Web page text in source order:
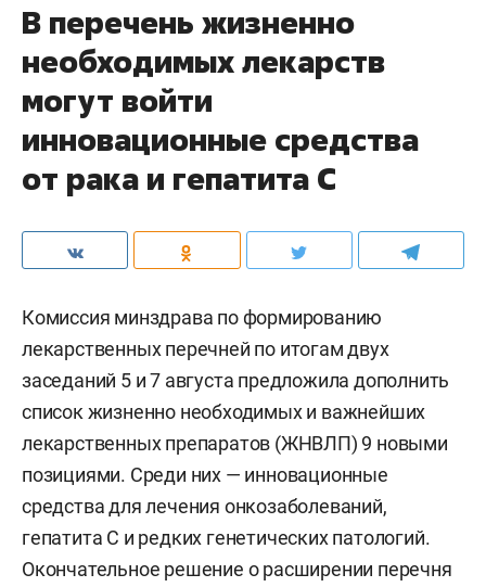
В перечень жизненно
необходимых лекарств
могут войти
инновационные средства
от рака и гепатита С
Комиссия минздрава по формированию
лекарственных перечней по итогам двух
заседаний 5 и 7 августа предложила дополнить
список жизненно необходимых и важнейших
лекарственных препаратов (ЖНВЛП) 9 новыми
позициями. Среди них — инновационные
средства для лечения онкозаболеваний,
гепатита С и редких генетических патологий.
Окончательное решение о расширении перечня